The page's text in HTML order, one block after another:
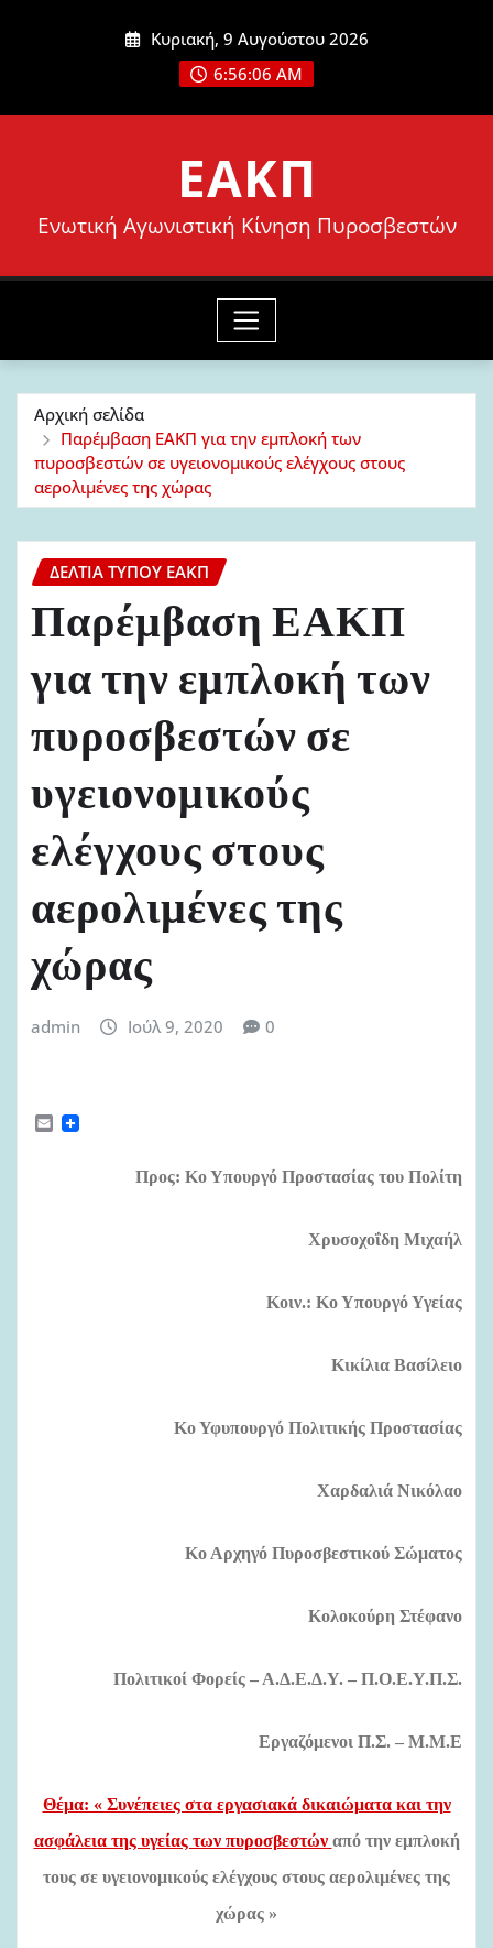
Κυριακή, 9 Αυγούστου 2026
6:56:08 AM
ΕΑΚΠ
Ενωτική Αγωνιστική Κίνηση Πυροσβεστών
Αρχική σελίδα
Παρέμβαση ΕΑΚΠ για την εμπλοκή των
πυροσβεστών σε υγειονομικούς ελέγχους στους
αερολιμένες της χώρας
ΔΕΛΤΊΑ ΤΎΠΟΥ ΕΑΚΠ
Παρέμβαση ΕΑΚΠ
για την εμπλοκή των
πυροσβεστών σε
υγειονομικούς
ελέγχους στους
αερολιμένες της
χώρας
admin Ιούλ 9, 2020 0
E
m
Προς: Κο Υπουργό Προστασίας του Πολίτη
Χρυσοχοΐδη Μιχαήλ
Κοιν.: Κο Υπουργό Υγείας
Κικίλια Βασίλειο
Κο Υφυπουργό Πολιτικής Προστασίας
Χαρδαλιά Νικόλαο
Κο Αρχηγό Πυροσβεστικού Σώματος
Κολοκούρη Στέφανο
Πολιτικοί Φορείς – Α.Δ.Ε.Δ.Υ. – Π.Ο.Ε.Υ.Π.Σ.
Εργαζόμενοι Π.Σ. – M.M.E
Θέμα: « Συνέπειες στα εργασιακά δικαιώματα και την
ασφάλεια της υγείας των πυροσβεστών από την εμπλοκή
τους σε υγειονομικούς ελέγχους στους αερολιμένες της
χώρας »